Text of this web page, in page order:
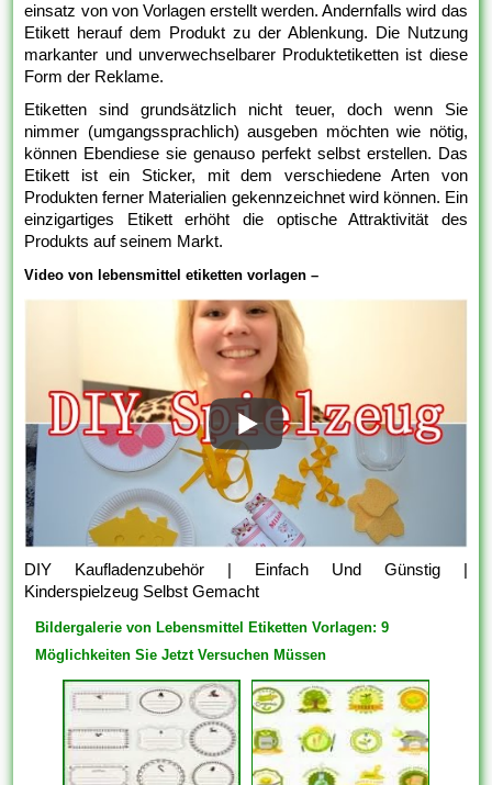
einsatz von von Vorlagen erstellt werden. Andernfalls wird das
Etikett herauf dem Produkt zu der Ablenkung. Die Nutzung
markanter und unverwechselbarer Produktetiketten ist diese
Form der Reklame.
Etiketten sind grundsätzlich nicht teuer, doch wenn Sie
nimmer (umgangssprachlich) ausgeben möchten wie nötig,
können Ebendiese sie genauso perfekt selbst erstellen. Das
Etikett ist ein Sticker, mit dem verschiedene Arten von
Produkten ferner Materialien gekennzeichnet wird können. Ein
einzigartiges Etikett erhöht die optische Attraktivität des
Produkts auf seinem Markt.
Video von lebensmittel etiketten vorlagen –
DIY Kaufladenzubehör | Einfach Und Günstig |
Kinderspielzeug Selbst Gemacht
Bildergalerie von Lebensmittel Etiketten Vorlagen: 9
Möglichkeiten Sie Jetzt Versuchen Müssen